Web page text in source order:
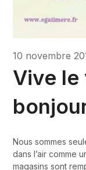
10 novembre
Vive le
Nous sommes
dans l’air comme
magasins sont